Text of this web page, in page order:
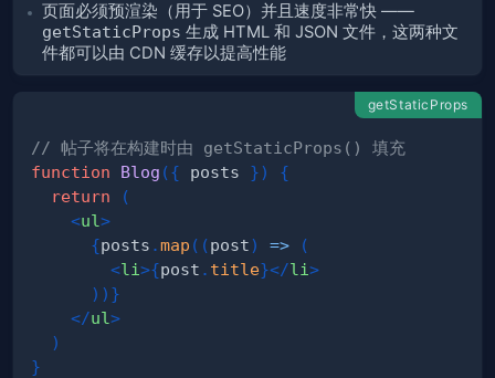
页面必须预渲染（用于 SEO）并且速度非常快 ——
getStaticProps 生成 HTML 和 JSON 文件，这两种文
件都可以由 CDN 缓存以提高性能
getStaticProps
// 帖子将在构建时由 getStaticProps() 填充
function
Blog ({ posts })
{
return
(
<ul>
{posts .map ( (post) =>
(
<li>{post . title}</li>
) ) }
</ul>
)
}